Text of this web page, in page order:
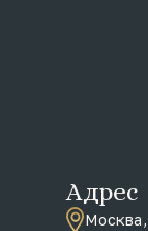
Адрес